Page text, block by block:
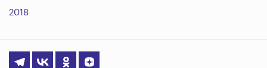
2018